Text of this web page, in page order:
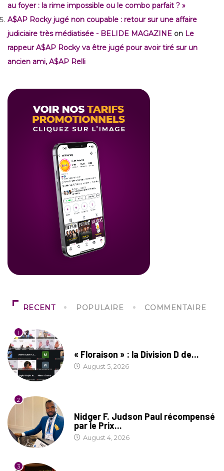
au foyer : la rime impossible ou le combo parfait ? »
A$AP Rocky jugé non coupable : retour sur une affaire
judiciaire très médiatisée - BELIDE MAGAZINE on Le
rappeur A$AP Rocky va être jugé pour avoir tiré sur un
ancien ami, A$AP Relli
RECENT POPULAIRE COMMENTAIRE
1
« Floraison » : la Division D de...
August 5, 2026
2
Nidger F. Judson Paul récompensé
par le Prix...
August 4, 2026
3